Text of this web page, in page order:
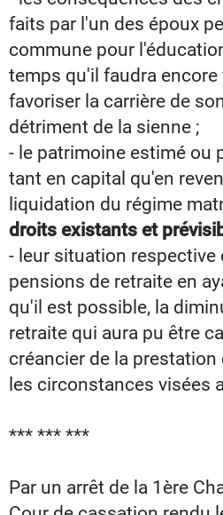
faits par l'un des époux
commune pour
temps qu'il faudra
favoriser la carrière de
détriment de la sienne ;
- le patrimoine estimé ou
tant en capital qu'en
liquidation du régime
droits existants et
- leur situation respective
pensions de retraite en
qu'il est possible, la
retraite qui aura pu être
créancier de la
les circonstances visées
*** *** ***
Par un arrêt de la 1ère